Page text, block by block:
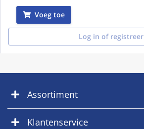
Voeg toe
Log in of registreer
Assortiment
Klantenservice